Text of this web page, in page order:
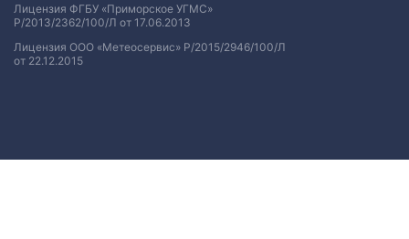
Лицензия ФГБУ «Приморское УГМС»
Р/2013/2362/100/Л от 17.06.2013
Лицензия ООО «Метеосервис» Р/2015/2946/100/Л
от 22.12.2015